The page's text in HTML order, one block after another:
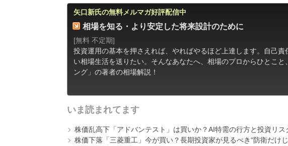
矢口新氏の無料メルマガ好評配信中
相場を知る・より安定した将来設計のために
[無料 不定期]
投資運用の基本を押さえれば、やればやるほど上達します。自己
い相場生活を送りたい。そんなあなたへ、相場のプロからひとこ
ング」の著者の相場解説！
いま読まれてます
株価乱高下「アドバンテスト」は買いか？AI特需の行方と投資リス
株価下落「三菱重工」今が買い？長期投資家が見るべき“防衛だけ